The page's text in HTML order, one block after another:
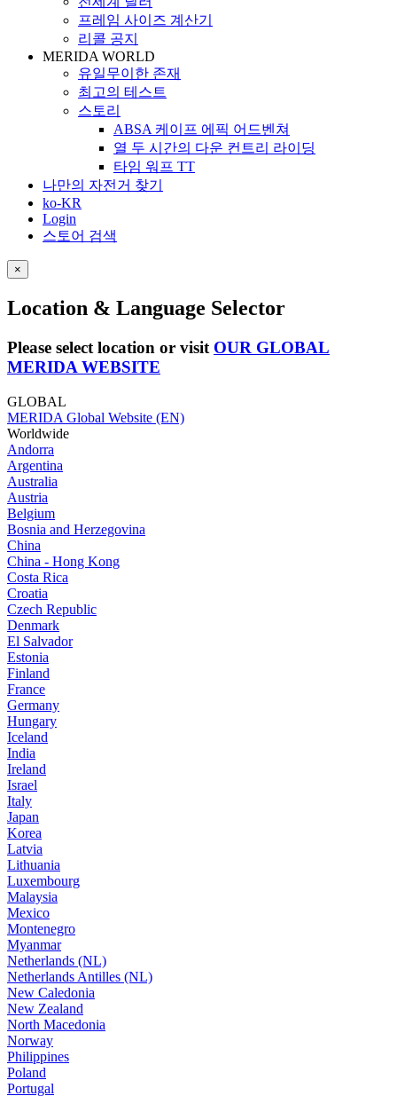
프레임 사이즈 계산기
리콜 공지
MERIDA WORLD
유일무이한 존재
최고의 테스트
스토리
ABSA 케이프 에픽 어드벤쳐
열 두 시간의 다운 컨트리 라이딩
타임 워프 TT
나만의 자전거 찾기
ko-KR
Login
스토어 검색
×
Location & Language Selector
Please select location or visit OUR GLOBAL
MERIDA WEBSITE
GLOBAL
MERIDA Global Website (EN)
Worldwide
Andorra
Argentina
Australia
Austria
Belgium
Bosnia and Herzegovina
China
China - Hong Kong
Costa Rica
Croatia
Czech Republic
Denmark
El Salvador
Estonia
Finland
France
Germany
Hungary
Iceland
India
Ireland
Israel
Italy
Japan
Korea
Latvia
Lithuania
Luxembourg
Malaysia
Mexico
Montenegro
Myanmar
Netherlands (NL)
Netherlands Antilles (NL)
New Caledonia
New Zealand
North Macedonia
Norway
Philippines
Poland
Portugal